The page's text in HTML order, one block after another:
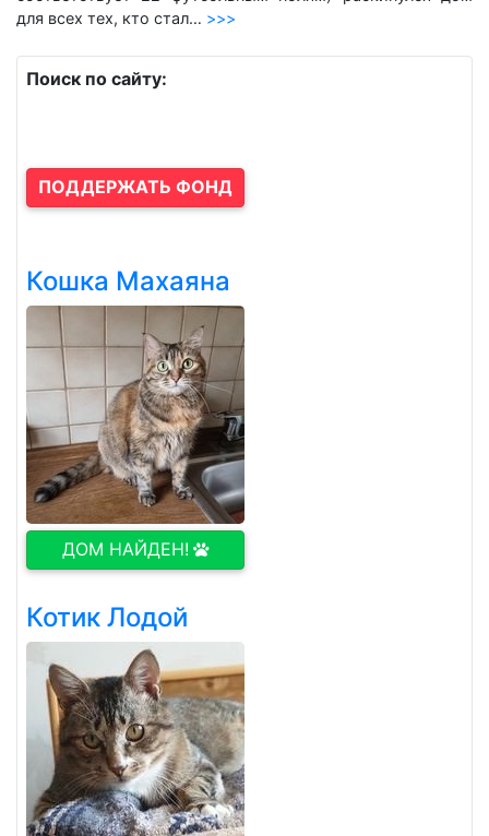
для всех тех, кто стал… >>>
Поиск по сайту:
ПОДДЕРЖАТЬ ФОНД
Кошка Махаяна
ДОМ НАЙДЕН!
Котик Лодой